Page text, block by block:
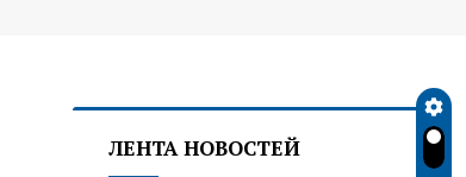
ЛЕНТА НОВОСТЕЙ